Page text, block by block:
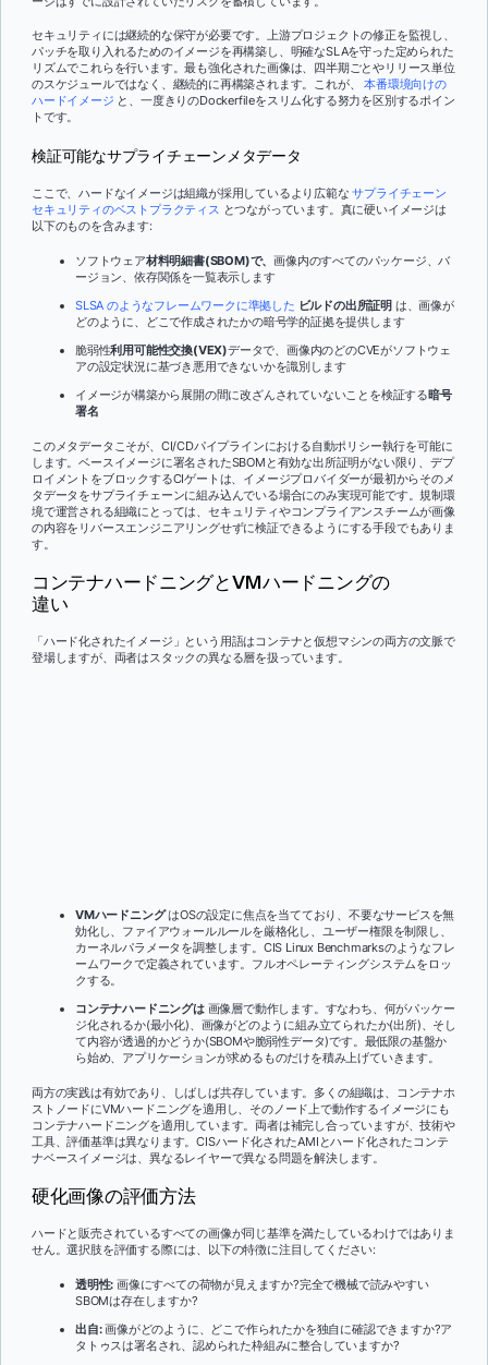
セキュリティには継続的な保守が必要です。上游プロジェクトの修正を監視し、
パッチを取り入れるためのイメージを再構築し、明確なSLAを守った定められた
リズムでこれらを行います。最も強化された画像は、四半期ごとやリリース単位
のスケジュールではなく、継続的に再構築されます。これが、本番環境向けの
ハードイメージ と、一度きりのDockerfileをスリム化する努力を区別するポイン
トです。
検証可能なサプライチェーンメタデータ
ここで、ハードなイメージは組織が採用しているより広範なサプライチェーン
セキュリティのベストプラクティス とつながっています。真に硬いイメージは
以下のものを含みます:
ソフトウェア材料明細書(SBOM)で、画像内のすべてのパッケージ、バ
ージョン、依存関係を一覧表示します
SLSA のようなフレームワークに準拠した ビルドの出所証明 は、画像が
どのように、どこで作成されたかの暗号学的証拠を提供します
脆弱性利用可能性交換(VEX)データで、画像内のどのCVEがソフトウェ
アの設定状況に基づき悪用できないかを識別します
イメージが構築から展開の間に改ざんされていないことを検証する暗号
署名
このメタデータこそが、CI/CDパイプラインにおける自動ポリシー執行を可能に
します。ベースイメージに署名されたSBOMと有効な出所証明がない限り、デプ
ロイメントをブロックするCIゲートは、イメージプロバイダーが最初からそのメ
タデータをサプライチェーンに組み込んでいる場合にのみ実現可能です。規制環
境で運営される組織にとっては、セキュリティやコンプライアンスチームが画像
の内容をリバースエンジニアリングせずに検証できるようにする手段でもありま
す。
コンテナハードニングとVMハードニングの
違い
「ハード化されたイメージ」という用語はコンテナと仮想マシンの両方の文脈で
登場しますが、両者はスタックの異なる層を扱っています。
VMハードニングはOSの設定に焦点を当てており、不要なサービスを無
効化し、ファイアウォールルールを厳格化し、ユーザー権限を制限し、
カーネルパラメータを調整します。CIS Linux Benchmarksのようなフレ
ームワークで定義されています。フルオペレーティングシステムをロッ
クする。
コンテナハードニングは画像層で動作します。すなわち、何がパッケー
ジ化されるか(最小化)、画像がどのように組み立てられたか(出所)、そし
て内容が透過的かどうか(SBOMや脆弱性データ)です。最低限の基盤か
ら始め、アプリケーションが求めるものだけを積み上げていきます。
両方の実践は有効であり、しばしば共存しています。多くの組織は、コンテナホ
ストノードにVMハードニングを適用し、そのノード上で動作するイメージにも
コンテナハードニングを適用しています。両者は補完し合っていますが、技術や
工具、評価基準は異なります。CISハード化されたAMIとハード化されたコンテ
ナベースイメージは、異なるレイヤーで異なる問題を解決します。
硬化画像の評価方法
ハードと販売されているすべての画像が同じ基準を満たしているわけではありま
せん。選択肢を評価する際には、以下の特徴に注目してください:
透明性: 画像にすべての荷物が見えますか?完全で機械で読みやすい
SBOMは存在しますか?
出自:画像がどのように、どこで作られたかを独自に確認できますか?ア
タトゥスは署名され、認められた枠組みに整合していますか?